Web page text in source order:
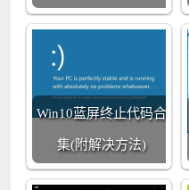
Win10蓝屏终止代码合
集(附解决方法)